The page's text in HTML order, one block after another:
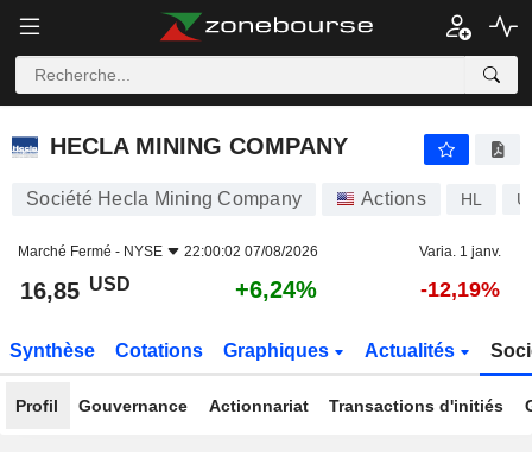
HECLA MINING COMPANY
HECLA MINING COMPANY
Société Hecla Mining Company Actions HL
Marché Fermé - NYSE 22:00:02 07/08/2026 Varia. 1 janv.
16,85 USD +6,24% -12,19%
Synthèse Cotations Graphiques Actualités
Profil Gouvernance Actionnariat Transactions d'initiés